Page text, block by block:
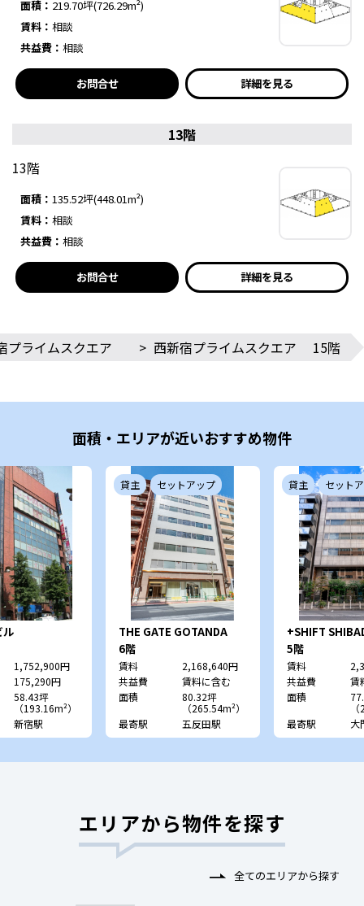
面積： 219.70坪(726.29m²)
賃料： 相談
共益費： 相談
お問合せ 詳細を見る
13階
13階
面積： 135.52坪(448.01m²)
賃料： 相談
共益費： 相談
お問合せ 詳細を見る
プライムスクエア > 西新宿プライムスクエア 15階
面積・エリアが近いおすすめ物件
ル
1,752,900円
175,290円
58.43坪
（193.16m²）
新宿駅
貸主 セットアップ
THE GATE GOTANDA
EAST
6階
賃料
2,168,640円
共益費
賃料に含む
面積
80.32坪
（265.54m²）
最寄駅
五反田駅
貸主 セット
+SHIFT
5階
賃料
共益費
賃
面積
最寄駅
大
エリアから物件を探す
全てのエリアから探す